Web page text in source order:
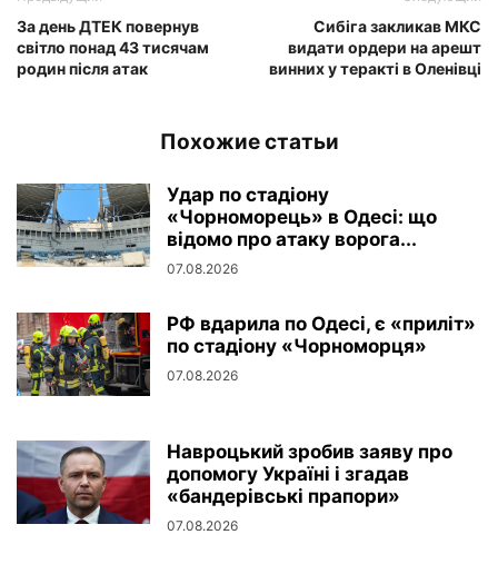
За день ДТЕК повернув
світло понад 43 тисячам
родин після атак
Сибіга закликав МКС
видати ордери на арешт
винних у теракті в Оленівці
Похожие статьи
Удар по стадіону
«Чорноморець» в Одесі: що
відомо про атаку ворога...
07.08.2026
РФ вдарила по Одесі, є «приліт»
по стадіону «Чорноморця»
07.08.2026
Навроцький зробив заяву про
допомогу Україні і згадав
«бандерівські прапори»
07.08.2026